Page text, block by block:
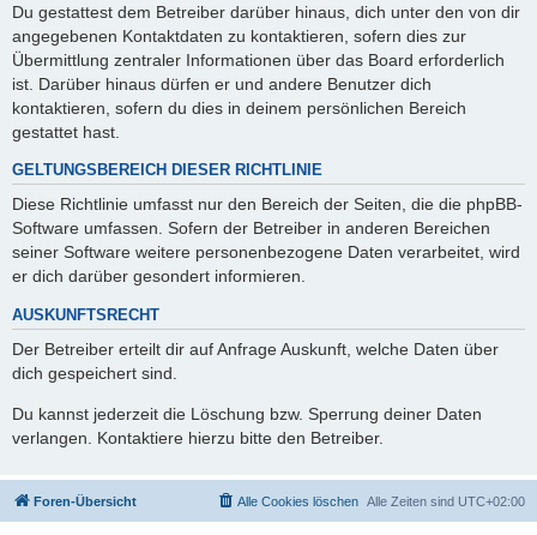
Du gestattest dem Betreiber darüber hinaus, dich unter den von dir
angegebenen Kontaktdaten zu kontaktieren, sofern dies zur
Übermittlung zentraler Informationen über das Board erforderlich
ist. Darüber hinaus dürfen er und andere Benutzer dich
kontaktieren, sofern du dies in deinem persönlichen Bereich
gestattet hast.
GELTUNGSBEREICH DIESER RICHTLINIE
Diese Richtlinie umfasst nur den Bereich der Seiten, die die phpBB-
Software umfassen. Sofern der Betreiber in anderen Bereichen
seiner Software weitere personenbezogene Daten verarbeitet, wird
er dich darüber gesondert informieren.
AUSKUNFTSRECHT
Der Betreiber erteilt dir auf Anfrage Auskunft, welche Daten über
dich gespeichert sind.
Du kannst jederzeit die Löschung bzw. Sperrung deiner Daten
verlangen. Kontaktiere hierzu bitte den Betreiber.
Foren-Übersicht Alle Zeiten sind UTC+02:00
Alle Cookies löschen